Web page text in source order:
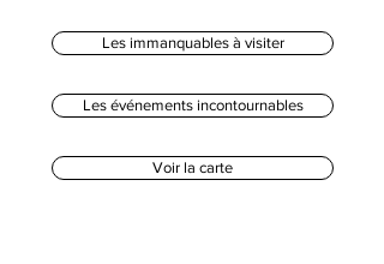
Les immanquables à visiter
Les événements incontournables
Voir la carte